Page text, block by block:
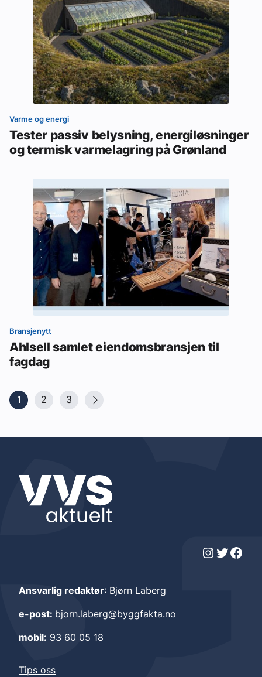
Varme og energi
Tester passiv belysning, energiløsninger
og termisk varmelagring på Grønland
Bransjenytt
Ahlsell samlet eiendomsbransjen til
fagdag
1 2 3
Instagram Twitter Facebook
Ansvarlig redaktør: Bjørn Laberg
e-post: bjorn.laberg@byggfakta.no
mobil: 93 60 05 18
Tips oss